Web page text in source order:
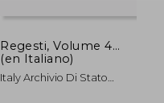
Regesti, Volume 4...
(en Italiano)
Italy Archivio Di Stato